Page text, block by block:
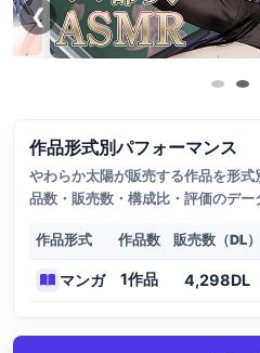
❮
作品形式別パフォーマンス
やわらか太陽が販売する作品を形
品数・販売数・構成比・評価のデー
作品形式 作品数 販売数（DL）
マンガ 1作品 4,298DL